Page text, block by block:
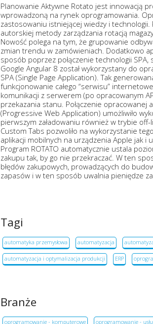
Planowanie Aktywne Rotato jest innowacją
wprowadzoną na rynek oprogramowania.
zastosowaniu istniejącej wiedzy i
autorskiej metody zarządzania rotacją
Nowość polega na tym, że grupowanie
zmian trendu w zamówieniach. Dodatkowo
sposób poprzez połączenie technologii
Google Angular 8 został wykorzystany do
SPA (Single Page Application). Tak
funkcjonowanie całego “serwisu”
komunikacji z serwerem (po opracowanym
przekazania stanu. Połączenie opracowanej
(Progressive Web Application) umożliwiło
pierwszym załadowaniu również w trybie
Custom Tabs pozwoliło na wykorzystanie
aplikacji mobilnych na urządzenia Apple jak i
Program ROTATO automatycznie ustala
zakupu tak, by go nie przekraczać. W ten
błędów zakupowych, prowadzących do
zapasów i w ten sposób uwalnia pieniędze
Tagi
automatyka przemysłowa automatyzacja
automatyzacja i optymalizacja produkcji ERP
Branże
oprogramowanie - komputerowe oprogramowanie -